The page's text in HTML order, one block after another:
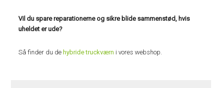
Vil du spare reparationerne og sikre blide sammenstød, hvis
uheldet er ude?
Så finder du de hybride truckværn i vores webshop.